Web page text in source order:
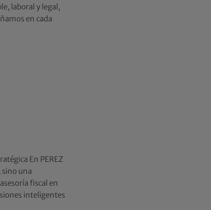
laboral y legal,
en cada
En PEREZ
sino una
fiscal en
inteligentes